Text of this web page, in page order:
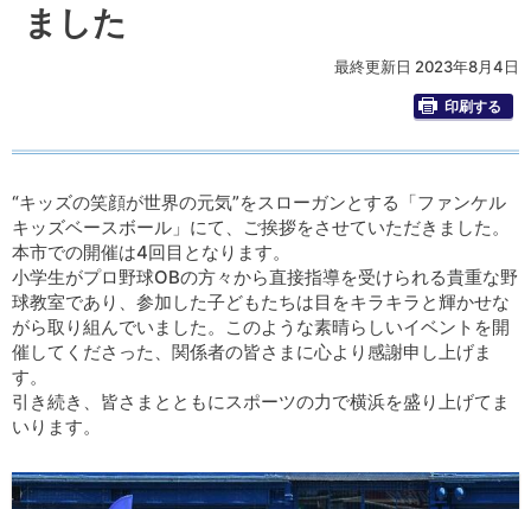
ました
最終更新日 2023年8月4日
印刷する
“キッズの笑顔が世界の元気”をスローガンとする「ファンケル
キッズベースボール」にて、ご挨拶をさせていただきました。
本市での開催は4回目となります。
小学生がプロ野球OBの方々から直接指導を受けられる貴重な野
球教室であり、参加した子どもたちは目をキラキラと輝かせな
がら取り組んでいました。このような素晴らしいイベントを開
催してくださった、関係者の皆さまに心より感謝申し上げま
す。
引き続き、皆さまとともにスポーツの力で横浜を盛り上げてま
いります。